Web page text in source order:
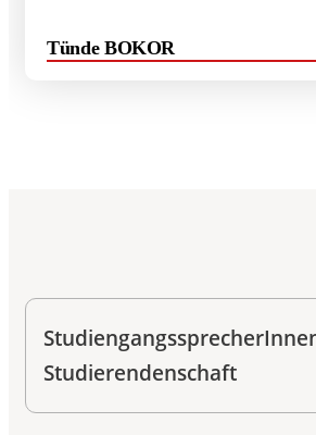
Tünde BOKOR
Studierendenschaft